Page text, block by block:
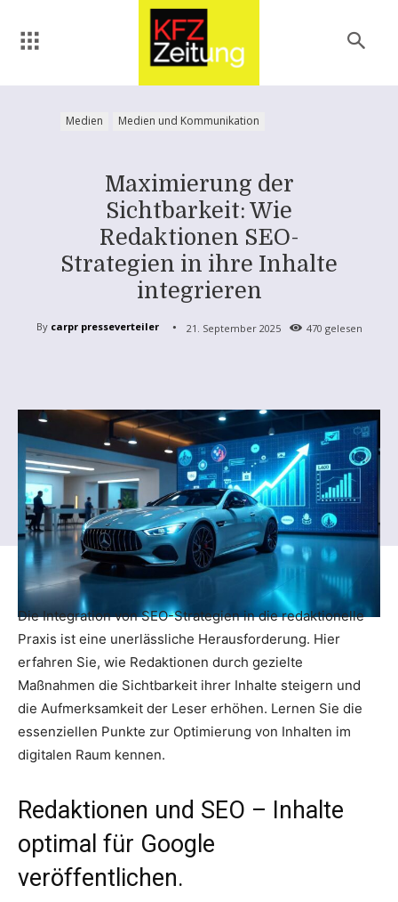
Medien Medien und Kommunikation
Maximierung der
Sichtbarkeit: Wie
Redaktionen SEO-
Strategien in ihre Inhalte
integrieren
By carpr presseverteiler 21. September 2025 470 gelesen
Die Integration von SEO-Strategien in die redaktionelle
Praxis ist eine unerlässliche Herausforderung. Hier
erfahren Sie, wie Redaktionen durch gezielte
Maßnahmen die Sichtbarkeit ihrer Inhalte steigern und
die Aufmerksamkeit der Leser erhöhen. Lernen Sie die
essenziellen Punkte zur Optimierung von Inhalten im
digitalen Raum kennen.
Redaktionen und SEO – Inhalte
optimal für Google
veröffentlichen.